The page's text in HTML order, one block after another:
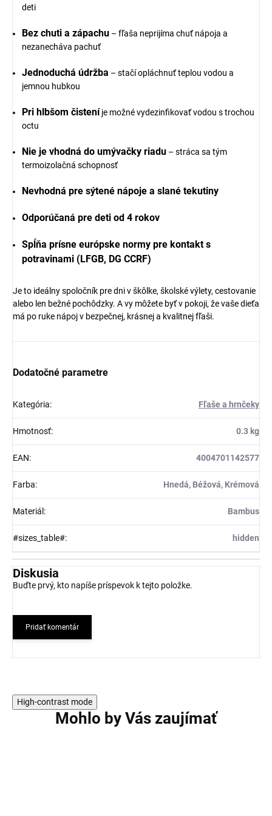
deti
Bez chuti a zápachu – fľaša neprijíma chuť nápoja a
nezanecháva pachuť
Jednoduchá údržba – stačí opláchnuť teplou vodou a
jemnou hubkou
Pri hlbšom čistení je možné vydezinfikovať vodou s trochou
octu
Nie je vhodná do umývačky riadu – stráca sa tým
termoizolačná schopnosť
Nevhodná pre sýtené nápoje a slané tekutiny
Odporúčaná pre deti od 4 rokov
Spĺňa prísne európske normy pre kontakt s
potravinami (LFGB, DG CCRF)
Je to ideálny spoločník pre dni v škôlke, školské výlety, cestovanie
alebo len bežné pochôdzky. A vy môžete byť v pokoji, že vaše dieťa
má po ruke nápoj v bezpečnej, krásnej a kvalitnej fľaši.
Dodatočné parametre
Kategória: Fľaše a hrnčeky
Hmotnosť: 0.3 kg
EAN: 4004701142577
Farba: Hnedá, Béžová, Krémová
Materiál : Bambus
#sizes_table#: hidden
Diskusia
Buďte prvý, kto napíše príspevok k tejto položke.
Pridať komentár
High-contrast mode
Mohlo by Vás zaujímať